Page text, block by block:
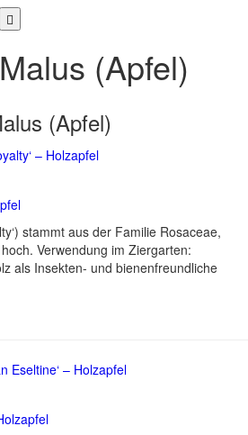
(Apfel)
(Apfel)
stammt aus der Familie Rosaceae,
Verwendung im Ziergarten:
als Insekten- und bienenfreundliche